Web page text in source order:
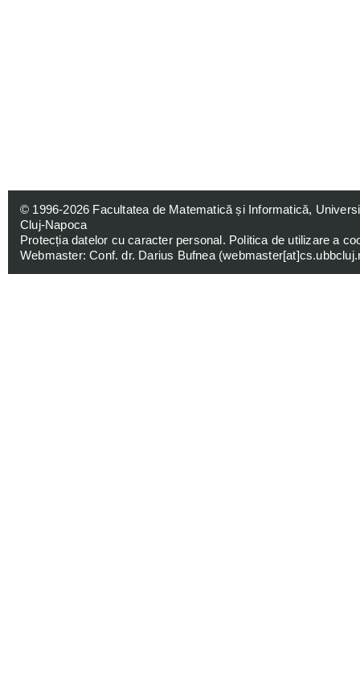
© 1996-2026 Facultatea de Matematică și Informatică,
Cluj-Napoca
Protecția datelor cu caracter personal. Politica de utilizare a
Webmaster: Conf. dr. Darius Bufnea (